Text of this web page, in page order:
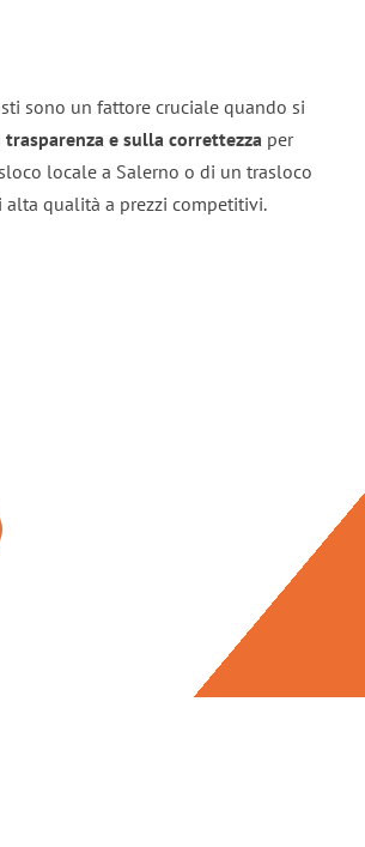
sono un fattore cruciale quando si
trasparenza e sulla correttezza per
locale a Salerno o di un trasloco
qualità a prezzi competitivi.